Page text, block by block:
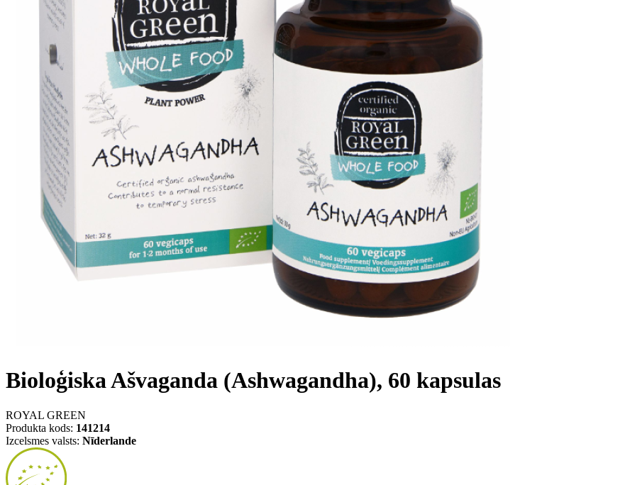
Bioloģiska Ašvaganda (Ashwagandha), 60 kapsulas
ROYAL GREEN
Produkta kods: 141214
Izcelsmes valsts: Nīderlande